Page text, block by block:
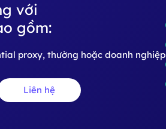
với
gồm:
proxy, thường hoặc doanh nghiệp
Liên hệ